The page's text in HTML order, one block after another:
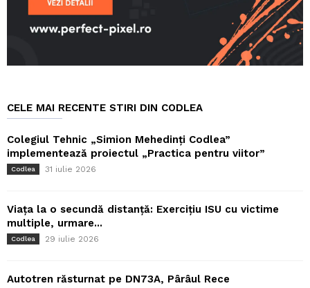
CELE MAI RECENTE STIRI DIN CODLEA
Colegiul Tehnic „Simion Mehedinți Codlea”
implementează proiectul „Practica pentru viitor”
Codlea 31 iulie 2026
Viața la o secundă distanță: Exercițiu ISU cu victime
multiple, urmare...
Codlea 29 iulie 2026
Autotren răsturnat pe DN73A, Pârâul Rece